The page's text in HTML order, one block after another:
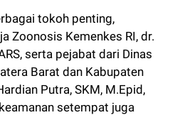
tokoh penting,
Zoonosis Kemenkes RI, dr.
serta pejabat dari Dinas
Barat dan Kabupaten
Putra, SKM, M.Epid,
setempat juga